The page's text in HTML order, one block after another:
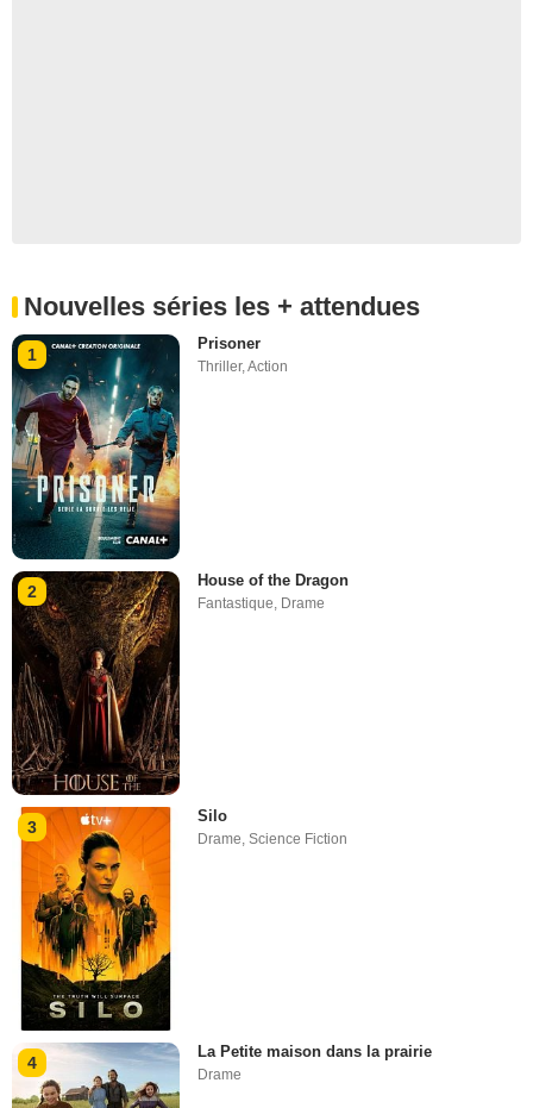
Nouvelles séries les + attendues
1
Prisoner
Thriller,Action
2
House of the Dragon
Fantastique Drame
3
Silo
Drame,Science Fiction
4
La Petite maison dans la prairie
Drame